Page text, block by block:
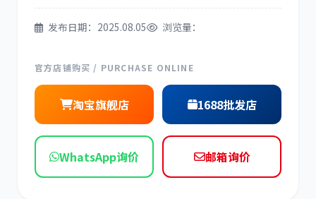
神钢 日野
现代 帕金斯
发布日期：2025.08.05 浏览量：
官方店铺购买 / PURCHASE ONLINE
淘宝旗舰店 1688批发店
WhatsApp询价 邮箱询价